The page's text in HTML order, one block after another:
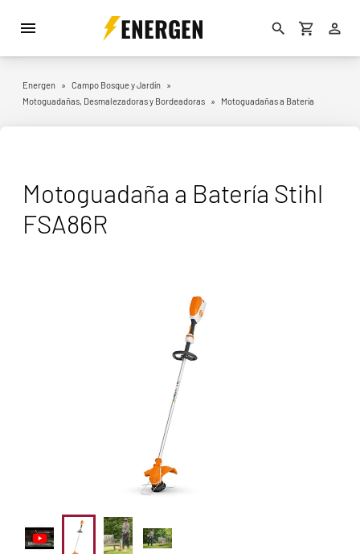
ENERGEN
Energen » Campo Bosque y Jardín
»
Motoguadañas, Desmalezadoras y Bordeadoras
» Motoguadañas a Batería
Motoguadaña a Batería Stihl
FSA86R